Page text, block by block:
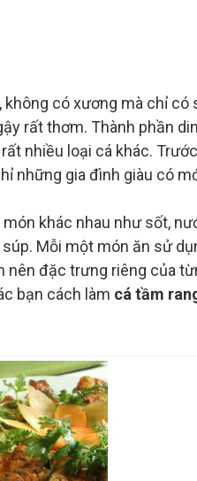
có xương mà chỉ có
rất thơm. Thành phần
nhiều loại cá khác.
những gia đình giàu có
khác nhau như sốt,
súp. Mỗi một món ăn sử
nên đặc trưng riêng của
bạn cách làm cá tầm